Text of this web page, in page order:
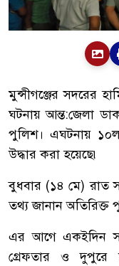
মুন্সীগঞ্জের সদরের
ঘটনায় আন্ত:জেলা
পুলিশ। এঘটনায়
উদ্ধার করা হয়েছে৷
বুধবার (১৪ মে)রাত
তথ্য জানান অতিরিক্ত
এর আগে একইদিন
গ্রেফতার
ও দুপুরে